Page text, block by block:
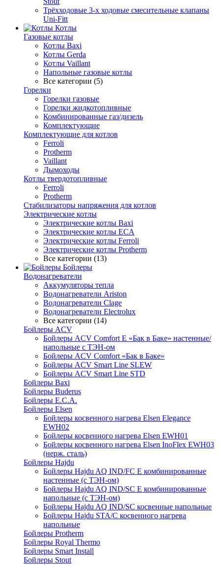
Трёхходовые 3-х ходовые смесительные клапаны
Uni-Fitt
Котлы
Газовые котлы
Котлы Baxi
Котлы Gerda
Котлы Vaillant
Напольные газовые котлы
Все категории (5)
Горелки
Горелки газовые
Горелки жидкотопливные
Комбинированные газ/дизель
Комплектующие
Комплектующие для котлов
Ferroli
Protherm
Vaillant
Дымоходы
Котлы твердотопливные
Ferroli
Protherm
Стабилизаторы напряжения для котлов
Электрические котлы
Электрические котлы Baxi
Электрические котлы ECA
Электрические котлы Ferroli
Электрические котлы Protherm
Все категории (13)
Бойлеры
Водонагреватели
Аккумуляторы тепла
Водонагреватели Ariston
Водонагреватели Clage
Водонагреватели Electrolux
Все категории (14)
Бойлеры ACV
Бойлеры ACV Comfort E «Бак в Баке» настенные/
напольные c ТЭН-ом
Бойлеры ACV Comfort «Бак в Баке»
Бойлеры ACV Smart Line SLEW
Бойлеры ACV Smart Line STD
Бойлеры Baxi
Бойлеры Buderus
Бойлеры E.C.A.
Бойлеры Elsen
Бойлеры косвенного нагрева Elsen Elegance
EWH02
Бойлеры косвенного нагрева Elsen EWH01
Бойлеры косвенного нагрева Elsen InoFlex EWH03
(нерж. сталь)
Бойлеры Hajdu
Бойлеры Hajdu AQ IND/FC E комбинированные
настенные (с ТЭН-ом)
Бойлеры Hajdu AQ IND/SC E комбинированные
напольные (с ТЭН-ом)
Бойлеры Hajdu AQ IND/SC косвенные напольные
Бойлеры Hajdu STA/C косвенного нагрева
напольные
Бойлеры Protherm
Бойлеры Royal Thermo
Бойлеры Smart Install
Бойлеры Stout